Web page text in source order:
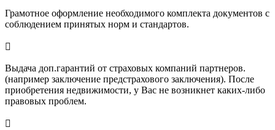
Грамотное оформление необходимого комплекта документов с
соблюдением принятых норм и стандартов.

Выдача доп.гарантий от страховых компаний партнеров.
(например заключение предстрахового заключения). После
приобретения недвижимости, у Вас не возникнет каких-либо
правовых проблем.
